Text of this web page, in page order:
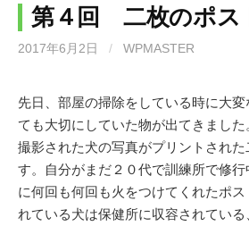
第４回 二枚のポス
2017年6月2日 / WPMASTER
先日、部屋の掃除をしている時に大
ても大切にしていた物が出てきまし
撮影された犬の写真がプリントされ
す。自分がまだ２０代で訓練所で修
に何回も何回も火をつけてくれたポ
れている犬は保健所に収容されてい